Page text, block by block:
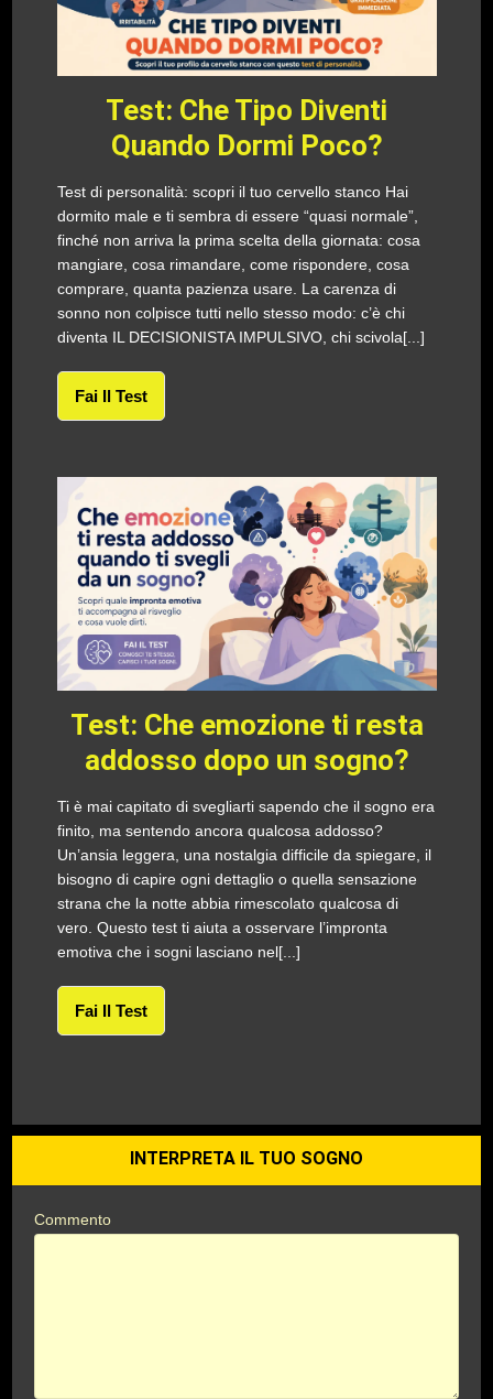
Test: Che Tipo Diventi
Quando Dormi Poco?
Test di personalità: scopri il tuo cervello stanco Hai
dormito male e ti sembra di essere “quasi normale”,
finché non arriva la prima scelta della giornata: cosa
mangiare, cosa rimandare, come rispondere, cosa
comprare, quanta pazienza usare. La carenza di
sonno non colpisce tutti nello stesso modo: c’è chi
diventa IL DECISIONISTA IMPULSIVO, chi scivola[...]
Fai Il Test
Test: Che emozione ti resta
addosso dopo un sogno?
Ti è mai capitato di svegliarti sapendo che il sogno era
finito, ma sentendo ancora qualcosa addosso?
Un’ansia leggera, una nostalgia difficile da spiegare, il
bisogno di capire ogni dettaglio o quella sensazione
strana che la notte abbia rimescolato qualcosa di
vero. Questo test ti aiuta a osservare l’impronta
emotiva che i sogni lasciano nel[...]
Fai Il Test
INTERPRETA IL TUO SOGNO
Commento